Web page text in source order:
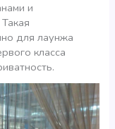
и
для лаунжа
класса